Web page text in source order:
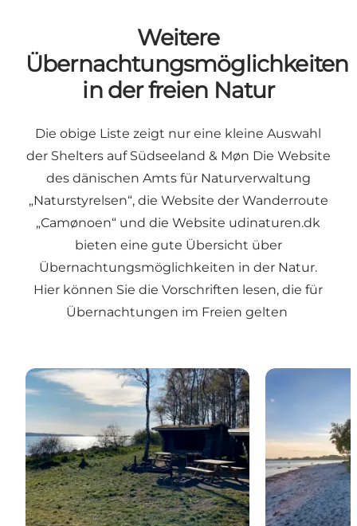
Weitere
Übernachtungsmöglichkeiten
in der freien Natur
Die obige Liste zeigt nur eine kleine Auswahl
der Shelters auf Südseeland & Møn Die Website
des dänischen Amts für Naturverwaltung
„Naturstyrelsen“, die Website der Wanderroute
„Camønoen“ und die Website udinaturen.dk
bieten eine gute Übersicht über
Übernachtungsmöglichkeiten in der Natur.
Hier können Sie die Vorschriften lesen, die für
Übernachtungen im Freien gelten
Naturstyrelsen.dk